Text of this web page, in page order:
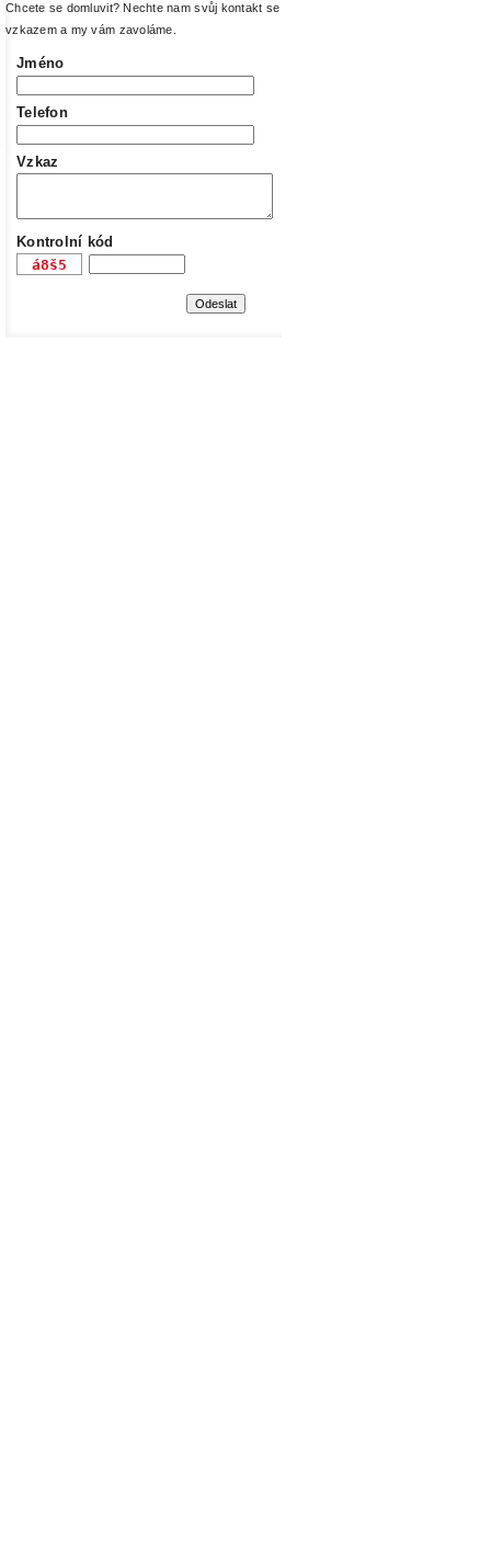
Chcete se domluvit? Nechte nam svůj kontakt se
vzkazem a my vám zavoláme.
Jméno
Telefon
Vzkaz
Kontrolní kód